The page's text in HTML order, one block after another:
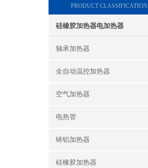
PRODUCT CLASSIFICATION
硅橡胶加热器电加热器
轴承加热器
全自动温控加热器
空气加热器
电热管
铸铝加热器
硅橡胶加热器